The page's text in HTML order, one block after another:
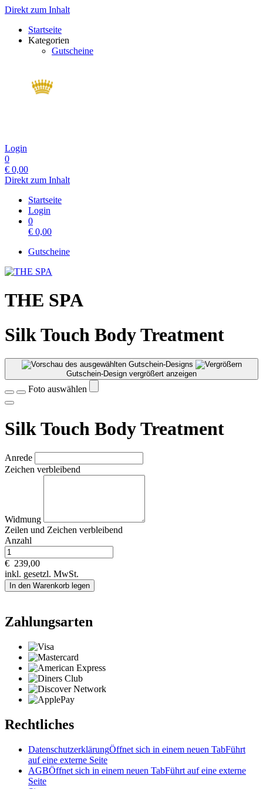
Direkt zum Inhalt
Startseite
Kategorien
Gutscheine
Login
0
€ 0,00
Direkt zum Inhalt
Startseite
Login
0
€ 0,00
Gutscheine
THE SPA
Silk Touch Body Treatment
Gutschein-Design vergrößert anzeigen
Foto auswählen
Silk Touch Body Treatment
Anrede
Zeichen verbleibend
Widmung
Zeilen und Zeichen verbleibend
Anzahl
€ 239,00
inkl. gesetzl. MwSt.
In den Warenkorb legen
Zahlungsarten
Rechtliches
DatenschutzerklärungÖffnet sich in einem neuen TabFührt
auf eine externe Seite
AGBÖffnet sich in einem neuen TabFührt auf eine externe
Seite